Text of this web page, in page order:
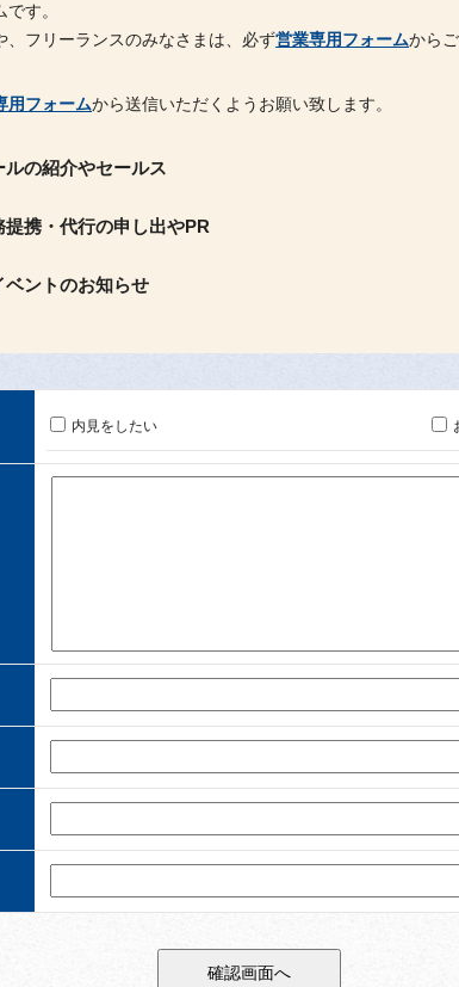
す。
、フリーランスのみなさまは、必ず営業専用フォームから
用フォームから送信いただくようお願い致します。
の紹介やセールス
携・代行の申し出やPR
ベントのお知らせ
内見をしたい